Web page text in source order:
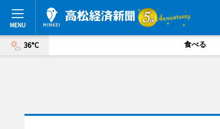
36°C 食べる